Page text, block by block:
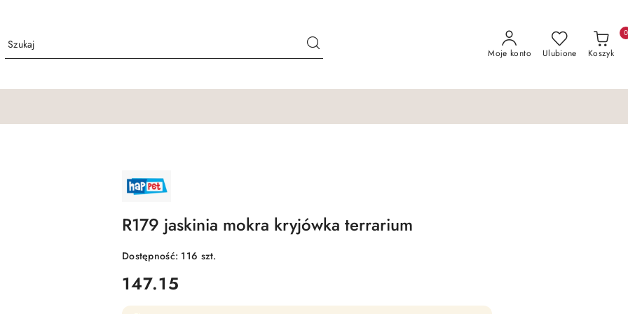
Moje konto Ulubione Koszyk
0
NAZWA
PRODUCENTA:
HAPPET
R179 jaskinia mokra kryjówka terrarium
Dostępność: 116 szt.
cena:
147.15